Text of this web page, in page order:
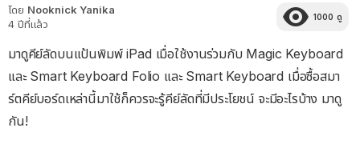
โดย Nooknick Yanika
4 ปีที่แล้ว
1000 ดู
มาดูคีย์ลัดบนแป้นพิมพ์ iPad เมื่อใช้งานร่วมกับ Magic Keyboard
และ Smart Keyboard Folio และ Smart Keyboard เมื่อซื้อสมา
ร์ตคีย์บอร์ดเหล่านี้มาใช้ก็ควรจะรู้คีย์ลัดที่มีประโยชน์ จะมีอะไรบ้าง มาดู
กัน!